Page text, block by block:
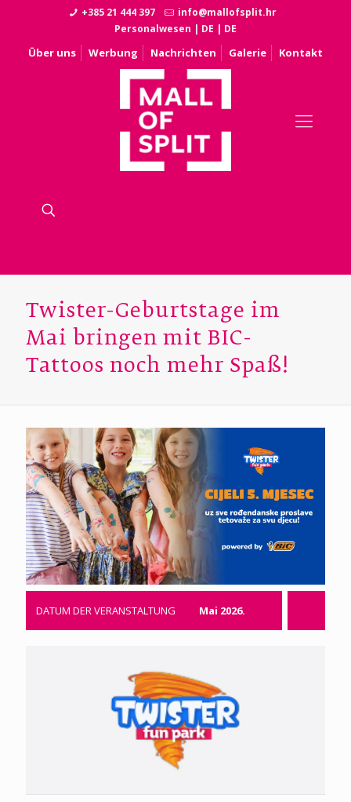
+385 21 444 397
info@mallofsplit.hr
Personalwesen | DE | DE
Über uns Werbung Nachrichten Galerie Kontakt
Twister-Geburtstage im
Mai bringen mit BIC-
Tattoos noch mehr Spaß!
DATUM DER VERANSTALTUNG Mai 2026.